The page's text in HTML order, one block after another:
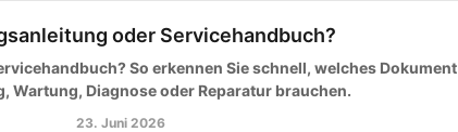
oder Servicehandbuch?
So erkennen Sie schnell, welches Dokument
Wartung, Diagnose oder Reparatur brauchen.
23. Juni 2026